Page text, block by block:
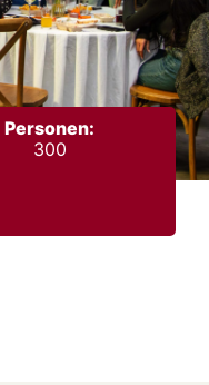
Personen:
300